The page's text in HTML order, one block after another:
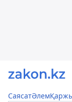
СаясатӘлем